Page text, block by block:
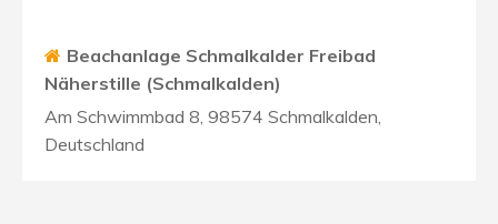
Beachanlage Schmalkalder Freibad
Näherstille (Schmalkalden)
Am Schwimmbad 8, 98574 Schmalkalden,
Deutschland